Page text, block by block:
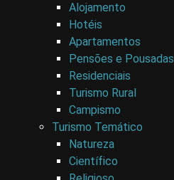
Alojamento
Hotéis
Apartamentos
Pensões e Pousadas
Residenciais
Turismo Rural
Campismo
Turismo Temático
Natureza
Científico